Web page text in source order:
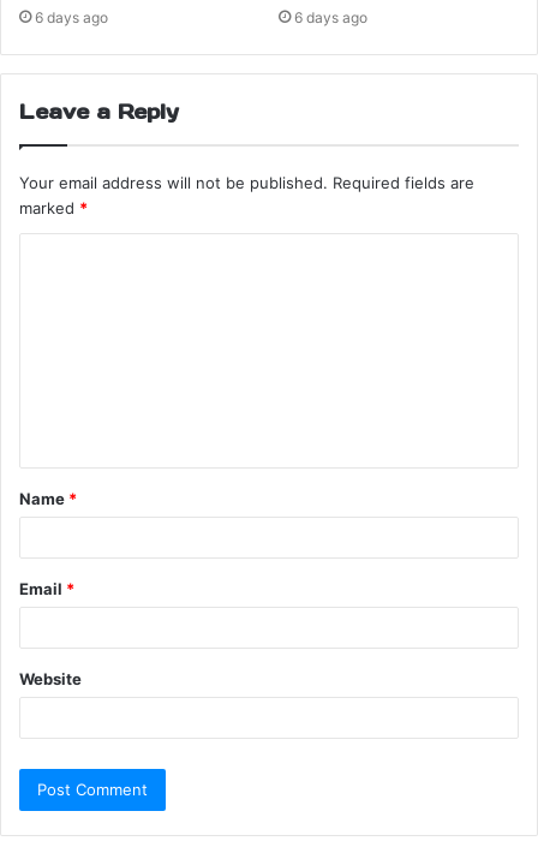
6 days ago 6 days ago
Leave a Reply
Your email address will not be published. Required fields are
marked *
Name *
Email *
Website